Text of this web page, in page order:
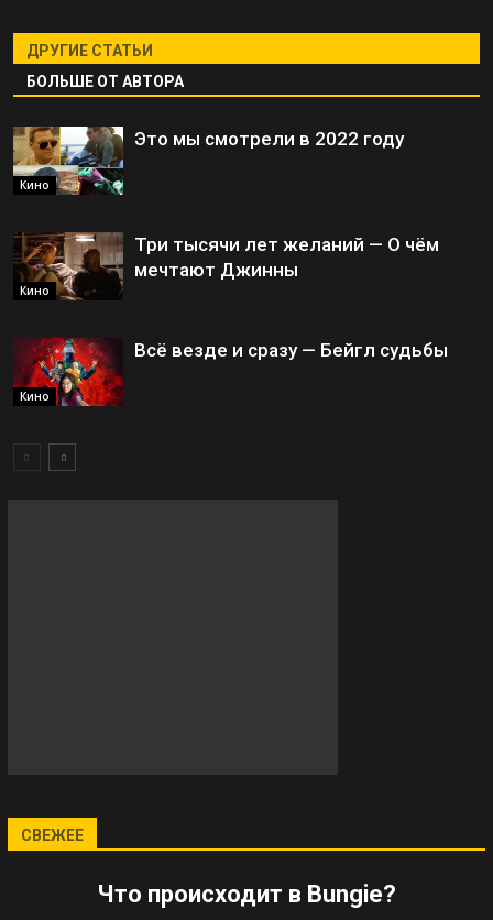
ДРУГИЕ СТАТЬИ
БОЛЬШЕ ОТ АВТОРА
Кино
Это мы смотрели в 2022 году
Кино
Три тысячи лет желаний — О чём
мечтают Джинны
Кино
Всё везде и сразу — Бейгл судьбы
СВЕЖЕЕ
Что происходит в Bungie?